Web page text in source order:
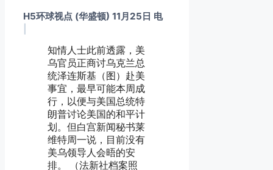
H5环球视点 (华盛顿) 11月25日 电
知情人士此前透露，美
乌官员正商讨乌克兰总
统泽连斯基（图）赴美
事宜，最早可能本周成
行，以便与美国总统特
朗普讨论美国的和平计
划。但白宫新闻秘书莱
维特周一说，目前没有
美乌领导人会晤的安
排。 （法新社档案照